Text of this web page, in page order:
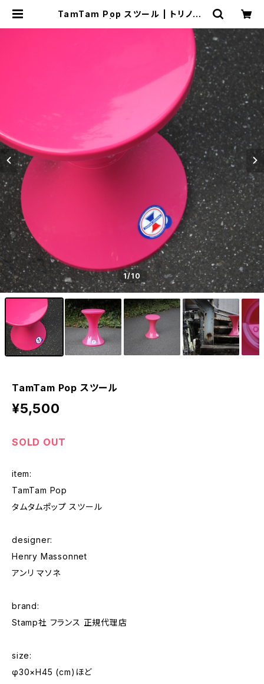
TamTam Pop スツール | トリノス-
1/10
TamTam Pop スツール
¥5,500
SOLD OUT
item:
TamTam Pop
タムタムポップ スツール
designer:
Henry Massonnet
アンリ マソネ
brand:
Stamp社 フランス 正規代理店
size:
φ30×H45 (cm)ほど